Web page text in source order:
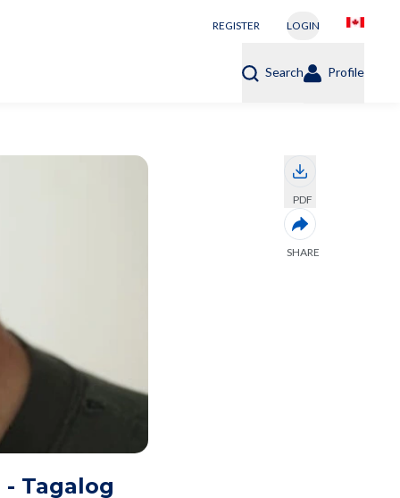
REGISTER LOGIN
Search Profile
Tagalog
PDF
SHARE